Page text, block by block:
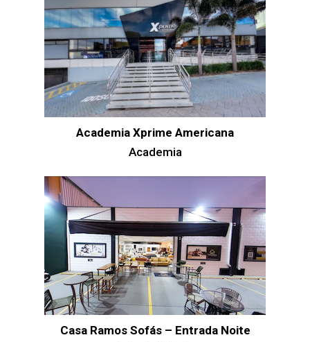
Academia Xprime Americana
Academia
Casa Ramos Sofás – Entrada Noite